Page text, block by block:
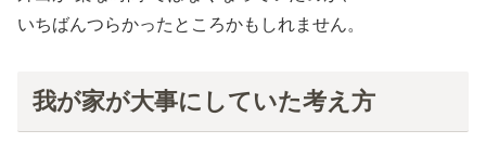
いちばんつらかったところかもしれません。
我が家が大事にしていた考え方